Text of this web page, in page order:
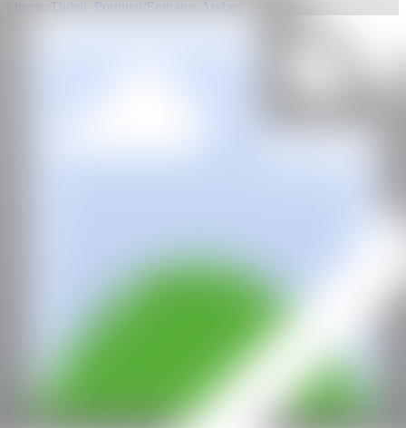
Oporto/Dubai, Portugal/Emiratos Árabes